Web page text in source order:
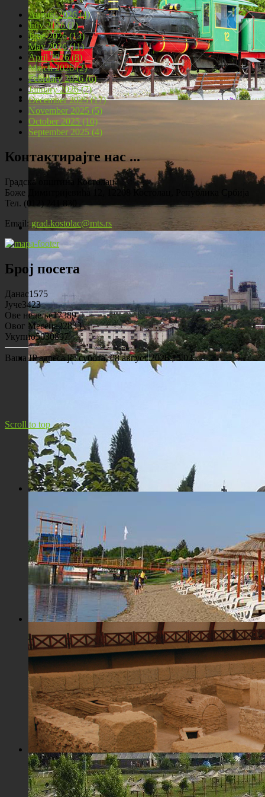
Локомотива у центру Костолца
Костолац на Дунаву
Панорама Костолца
Плажа "Топољар" - Купалиште
Археолошко налазиште "Viminacium"
August 2026 (4)
July 2026 (1)
June 2026 (13)
May 2026 (11)
April 2026 (8)
March 2026 (2)
February 2026 (6)
January 2026 (7)
December 2025 (17)
November 2025 (5)
October 2025 (10)
September 2025 (4)
Контактирајте нас ...
Градска општина Костолац
Боже Димитријевића 12, 12208 Костолац, Република Србија
Тел. (012) 241 830
Email: grad.kostolac@mts.rs
Број посета
Данас1575
Јуче3423
Ове недеље17389
Овог Месеца22833
Укупно5030897
Ваша IP адреса је:субота, 08 август 2026 13:03
Scroll to top